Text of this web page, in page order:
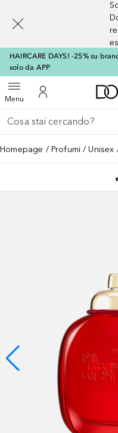
HAIRCARE DAYS! -25% su
solo da APP
MenuApri menuAl Mio Account
Torna indietro
Esegui ricerca
Homepage Profumi Unisex